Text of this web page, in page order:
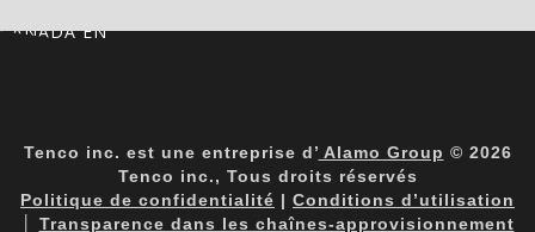
CANADA EN
Tenco inc. est une entreprise d’ Alamo Group © 2026
Tenco inc., Tous droits réservés
Politique de confidentialité | Conditions d’utilisation
Transparence dans les chaînes-approvisionnement